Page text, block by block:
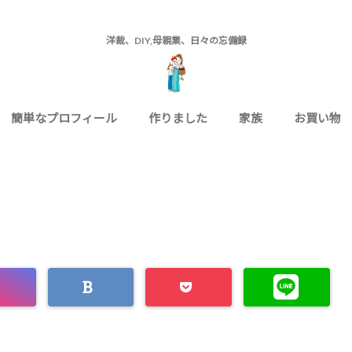
洋裁、DIY,母親業、日々の忘備録
簡単なプロフィール 作りました 家族 お買い物